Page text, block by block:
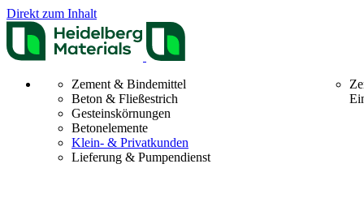
Direkt zum Inhalt
Zement & Bindemittel
Beton & Fließestrich
Gesteinskörnungen
Betonelemente
Klein- & Privatkunden
Lieferung & Pumpendienst